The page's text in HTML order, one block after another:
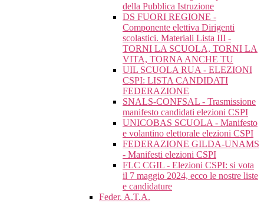
della Pubblica Istruzione
DS FUORI REGIONE -
Componente elettiva Dirigenti
scolastici. Materiali Lista III -
TORNI LA SCUOLA, TORNI LA
VITA, TORNA ANCHE TU
UIL SCUOLA RUA - ELEZIONI
CSPI: LISTA CANDIDATI
FEDERAZIONE
SNALS-CONFSAL - Trasmissione
manifesto candidati elezioni CSPI
UNICOBAS SCUOLA - Manifesto
e volantino elettorale elezioni CSPI
FEDERAZIONE GILDA-UNAMS
- Manifesti elezioni CSPI
FLC CGIL - Elezioni CSPI: si vota
il 7 maggio 2024, ecco le nostre liste
e candidature
Feder. A.T.A.